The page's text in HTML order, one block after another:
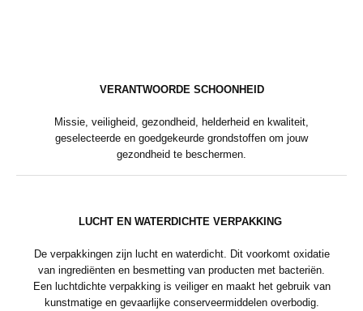
VERANTWOORDE SCHOONHEID
Missie, veiligheid, gezondheid, helderheid en kwaliteit,
geselecteerde en goedgekeurde grondstoffen om jouw
gezondheid te beschermen.
LUCHT EN WATERDICHTE VERPAKKING
De verpakkingen zijn lucht en waterdicht. Dit voorkomt oxidatie
van ingrediënten en besmetting van producten met bacteriën.
Een luchtdichte verpakking is veiliger en maakt het gebruik van
kunstmatige en gevaarlijke conserveermiddelen overbodig.